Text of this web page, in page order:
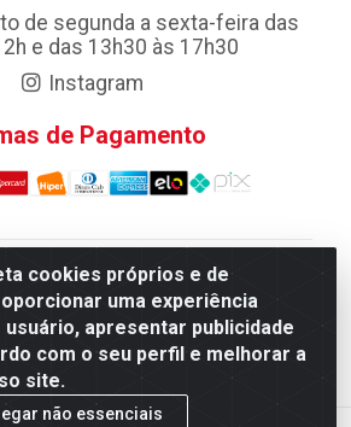
cookies próprios e de
uma experiência
apresentar publicidade
com o seu perfil e melhorar a
site.
não essenciais
de segunda a sexta-feira das
e das 13h30 às 17h30
Instagram
de Pagamento
F. Pereira Queiroz Comercio e
- Quadra Qi 10 Lotes 39 e, 41 - Setor
Brasília/DF - CEP 72.135-100 -
13.184.675/0001-80